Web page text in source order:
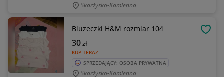
Skarżysko-Kamienna
Bluzeczki H&M rozmiar 104
KUP TERAZ
30zł
SPRZEDAJĄCY: OSOBA PRYWATNA
Skarżysko-Kamienna